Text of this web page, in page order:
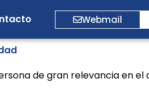
Webmail
de gran relevancia en el